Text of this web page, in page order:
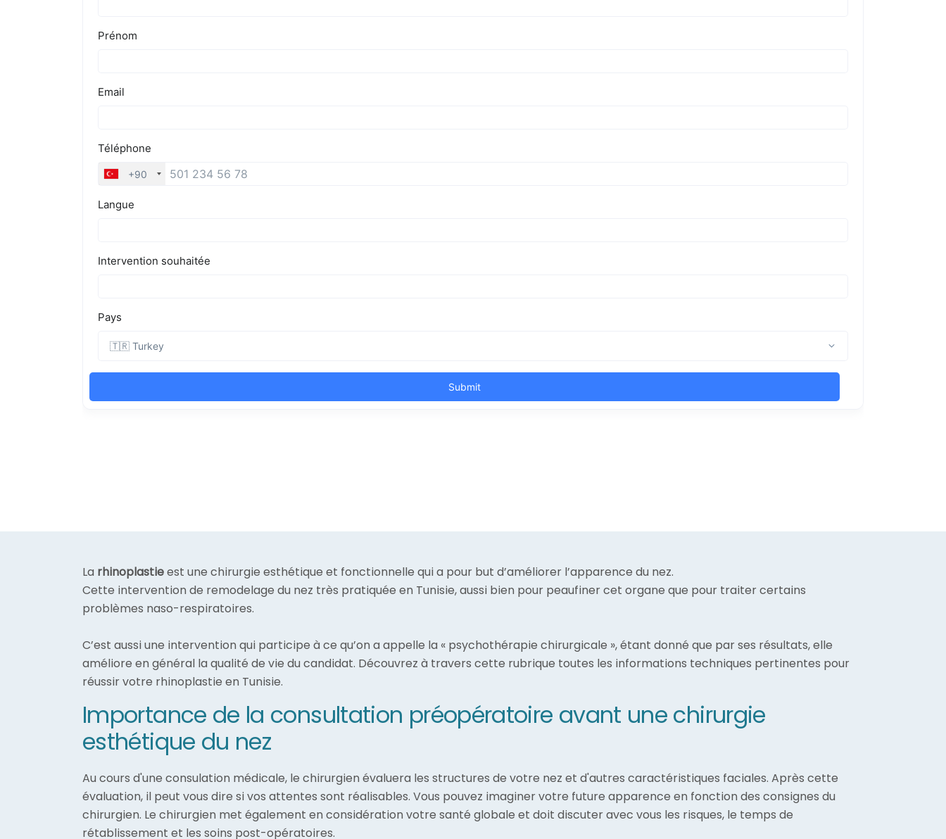
La rhinoplastieest une chirurgie esthétique et fonctionnelle qui a pour but d’améliorer l’apparence du nez.
Cette intervention de remodelage du nez très pratiquée en Tunisie, aussi bien pour peaufiner cet organe que pour traiter certains
problèmes naso-respiratoires.
C’est aussi une intervention qui participe à ce qu’on a appelle la « psychothérapie chirurgicale », étant donné que par ses résultats, elle
améliore en général la qualité de vie du candidat. Découvrez à travers cette rubrique toutes les informations techniques pertinentes pour
réussir votre rhinoplastie en Tunisie.
Importance de la consultation préopératoire avant une chirurgie
esthétique du nez
Au cours d'une consulation médicale, le chirurgien évaluera les structures de votre nez et d'autres caractéristiques faciales. Après cette
évaluation, il peut vous dire si vos attentes sont réalisables. Vous pouvez imaginer votre future apparence en fonction des consignes du
chirurgien. Le chirurgien met également en considération votre santé globale et doit discuter avec vous les risques, le temps de
rétablissement et les soins post-opératoires.